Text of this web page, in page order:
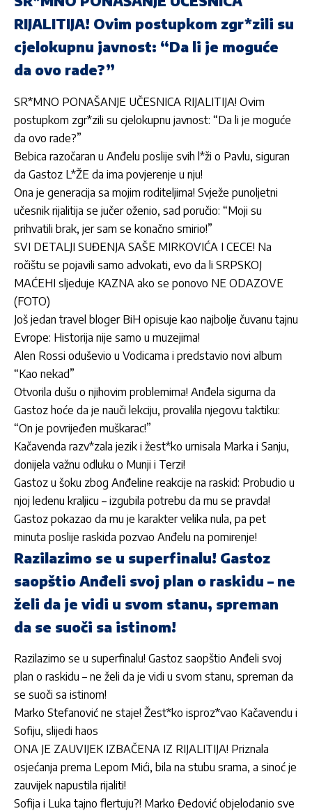
RIJALITIJA! Ovim postupkom zgr*zili su
cjelokupnu javnost: “Da li je moguće
da ovo rade?”
SR*MNO PONAŠANJE UČESNICA RIJALITIJA! Ovim
postupkom zgr*zili su cjelokupnu javnost: “Da li je moguće
da ovo rade?”
Bebica razočaran u Anđelu poslije svih l*ži o Pavlu, siguran
da Gastoz L*ŽE da ima povjerenje u nju!
Ona je generacija sa mojim roditeljima! Svježe punoljetni
učesnik rijalitija se jučer oženio, sad poručio: “Moji su
prihvatili brak, jer sam se konačno smirio!”
SVI DETALJI SUĐENJA SAŠE MIRKOVIĆA I CECE! Na
ročištu se pojavili samo advokati, evo da li SRPSKOJ
MAĆEHI sljeduje KAZNA ako se ponovo NE ODAZOVE
(FOTO)
Još jedan travel bloger BiH opisuje kao najbolje čuvanu tajnu
Evrope: Historija nije samo u muzejima!
Alen Rossi oduševio u Vodicama i predstavio novi album
“Kao nekad”
Otvorila dušu o njihovim problemima! Anđela sigurna da
Gastoz hoće da je nauči lekciju, provalila njegovu taktiku:
“On je povrijeđen muškarac!”
Kačavenda razv*zala jezik i žest*ko urnisala Marka i Sanju,
donijela važnu odluku o Munji i Terzi!
Gastoz u šoku zbog Anđeline reakcije na raskid: Probudio u
njoj ledenu kraljicu – izgubila potrebu da mu se pravda!
Gastoz pokazao da mu je karakter velika nula, pa pet
minuta poslije raskida pozvao Anđelu na pomirenje!
Razilazimo se u superfinalu! Gastoz
saopštio Anđeli svoj plan o raskidu – ne
želi da je vidi u svom stanu, spreman
da se suoči sa istinom!
Razilazimo se u superfinalu! Gastoz saopštio Anđeli svoj
plan o raskidu – ne želi da je vidi u svom stanu, spreman da
se suoči sa istinom!
Marko Stefanović ne staje! Žest*ko isproz*vao Kačavendu i
Sofiju, slijedi haos
ONA JE ZAUVIJEK IZBAČENA IZ RIJALITIJA! Priznala
osjećanja prema Lepom Mići, bila na stubu srama, a sinoć je
zauvijek napustila rijaliti!
Sofija i Luka tajno flertuju?! Marko Đedović objelodanio sve